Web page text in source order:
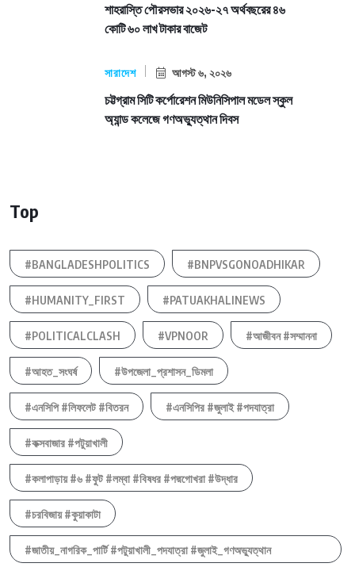
শাহরাস্তি পৌরসভার ২০২৬-২৭ অর্থবছরের ৪৬
কোটি ৬০ লাখ টাকার বাজেট
সারাদেশ আগস্ট ৬, ২০২৬
চট্টগ্রাম সিটি কর্পোরেশন মিউনিসিপাল মডেল স্কুল
অ্যান্ড কলেজে গণঅভ্যুত্থান দিবস
Top
#BANGLADESHPOLITICS #BNPVSGONOADHIKAR
#HUMANITY_FIRST #PATUAKHALINEWS
#POLITICALCLASH #VPNOOR #আজীবন #সম্মাননা
#আহত_সংঘর্ষ #উপজেলা_প্রশাসন_ডিমলা
#এনসিপি #লিফলেট #বিতরন #এনসিপির #জুলাই #পদযাত্রা
#কক্সবাজার #পটুয়াখালী
#কলাপাড়ায় #৬ #ফুট #লম্বা #বিষধর #পদ্মগোখরা #উদ্ধার
#চরবিজায় #কুয়াকাটা
#জাতীয়_নাগরিক_পার্টি #পটুয়াখালী_পদযাত্রা #জুলাই_গণঅভ্যুত্থান